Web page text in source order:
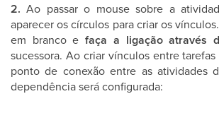
2.Ao passar o mouse sobre a
aparecer os círculos para criar os
em branco efaça a ligação através
sucessora. Ao criar vínculos entre
ponto de conexão entre as atividades
dependência será configurada: